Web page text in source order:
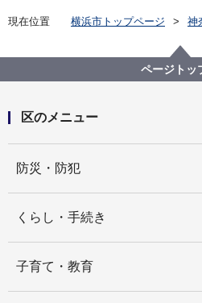
現在位置 横浜市トップページ
神
織茂公園（おりもこうえん
ページトッ
区のメニュー
防災・防犯
くらし・手続き
子育て・教育